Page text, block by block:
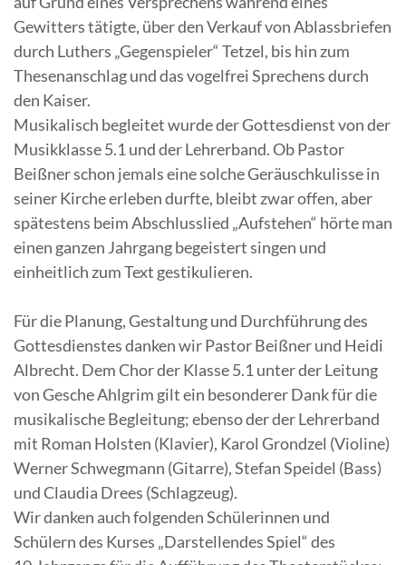
Gewitters tätigte, über den Verkauf von Ablassbriefen
durch Luthers „Gegenspieler“ Tetzel, bis hin zum
Thesenanschlag und das vogelfrei Sprechens durch
den Kaiser.
Musikalisch begleitet wurde der Gottesdienst von der
Musikklasse 5.1 und der Lehrerband. Ob Pastor
Beißner schon jemals eine solche Geräuschkulisse in
seiner Kirche erleben durfte, bleibt zwar offen, aber
spätestens beim Abschlusslied „Aufstehen“ hörte man
einen ganzen Jahrgang begeistert singen und
einheitlich zum Text gestikulieren.
Für die Planung, Gestaltung und Durchführung des
Gottesdienstes danken wir Pastor Beißner und Heidi
Albrecht. Dem Chor der Klasse 5.1 unter der Leitung
von Gesche Ahlgrim gilt ein besonderer Dank für die
musikalische Begleitung; ebenso der der Lehrerband
mit Roman Holsten (Klavier), Karol Grondzel (Violine)
Werner Schwegmann (Gitarre), Stefan Speidel (Bass)
und Claudia Drees (Schlagzeug).
Wir danken auch folgenden Schülerinnen und
Schülern des Kurses „Darstellendes Spiel“ des